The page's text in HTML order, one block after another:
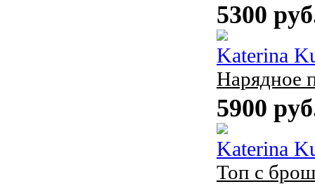
5300
Katerina
Нарядное
5900
Katerina
Топ с